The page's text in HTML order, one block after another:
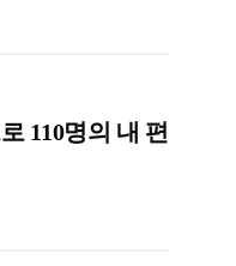
110명의 내 편